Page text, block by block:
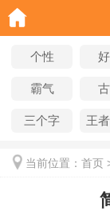
个性
霸气
三个字 王
当前位置： 首页